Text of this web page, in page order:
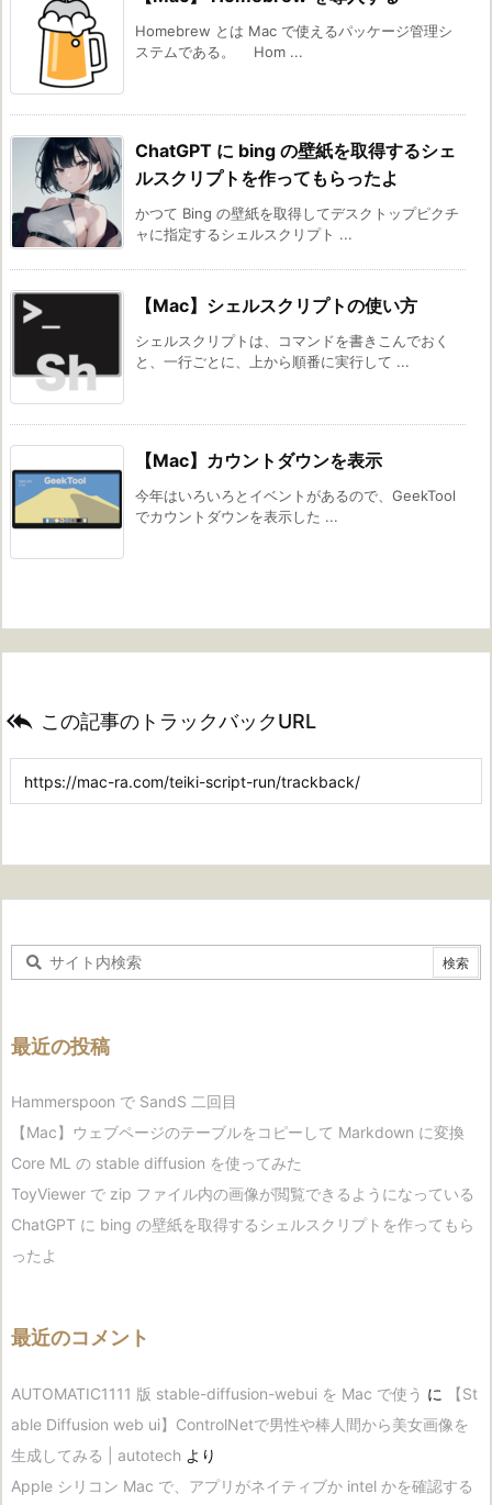
Homebrew とは Mac で使えるパッケージ管理シ
ステムである。 Hom ...
ChatGPT に bing の壁紙を取得するシェ
ルスクリプトを作ってもらったよ
かつて Bing の壁紙を取得してデスクトップピクチ
ャに指定するシェルスクリプト ...
【Mac】シェルスクリプトの使い方
シェルスクリプトは、コマンドを書きこんでおく
と、一行ごとに、上から順番に実行して ...
【Mac】カウントダウンを表示
今年はいろいろとイベントがあるので、GeekTool
でカウントダウンを表示した ...
 この記事のトラックバックURL
最近の投稿
Hammerspoon で SandS 二回目
【Mac】ウェブページのテーブルをコピーして Markdown に変換
Core ML の stable diffusion を使ってみた
ToyViewer で zip ファイル内の画像が閲覧できるようになっている
ChatGPT に bing の壁紙を取得するシェルスクリプトを作ってもら
ったよ
最近のコメント
AUTOMATIC1111 版 stable-diffusion-webui を Mac で使う に
【St
able Diffusion web ui】ControlNetで男性や棒人間から美女画像を
生成してみる | autotech より
Apple シリコン Mac で、アプリがネイティブか intel かを確認する